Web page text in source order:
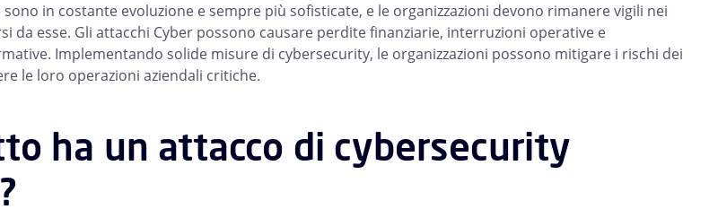
in costante evoluzione e sempre più sofisticate, e le organizzazioni devono rimanere vigili nei
da esse. Gli attacchi Cyber possono causare perdite finanziarie, interruzioni operative e
Implementando solide misure di cybersecurity, le organizzazioni possono mitigare i rischi dei
le loro operazioni aziendali critiche.
ha un attacco di cybersecurity